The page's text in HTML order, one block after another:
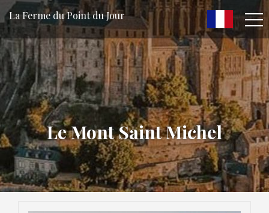
La Ferme du Point du Jour
Le Mont Saint Michel